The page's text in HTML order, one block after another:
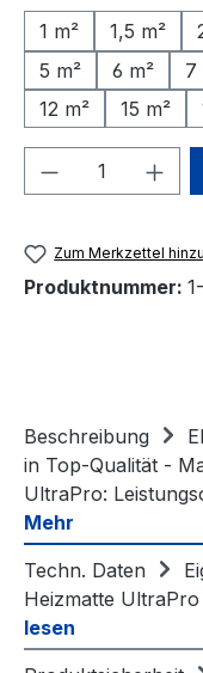
1 m²
1,5 m²
5 m²
6 m² 7
12 m²
15 m²
Produkt
Zum Merkzettel
Produktnummer:
Beschreibung
in Top-Qualität -
UltraPro:
Mehr
Techn. Daten
Heizmatte
lesen